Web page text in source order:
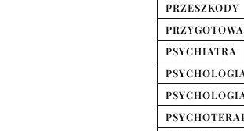
PRZESZKODY
PSYCHIATRA